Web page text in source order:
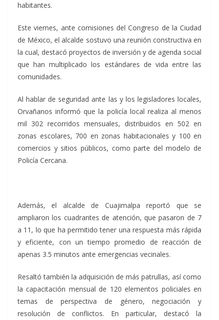
habitantes.
Este viernes, ante comisiones del Congreso de la Ciudad
de México, el alcalde sostuvo una reunión constructiva en
la cual, destacó proyectos de inversión y de agenda social
que han multiplicado los estándares de vida entre las
comunidades.
Al hablar de seguridad ante las y los legisladores locales,
Orvañanos informó que la policía local realiza al menos
mil 302 recorridos mensuales, distribuidos en 502 en
zonas escolares, 700 en zonas habitacionales y 100 en
comercios y sitios públicos, como parte del modelo de
Policía Cercana.
Además, el alcalde de Cuajimalpa reportó que se
ampliaron los cuadrantes de atención, que pasaron de 7
a 11, lo que ha permitido tener una respuesta más rápida
y eficiente, con un tiempo promedio de reacción de
apenas 3.5 minutos ante emergencias vecinales.
Resaltó también la adquisición de más patrullas, así como
la capacitación mensual de 120 elementos policiales en
temas de perspectiva de género, negociación y
resolución de conflictos. En particular, destacó la